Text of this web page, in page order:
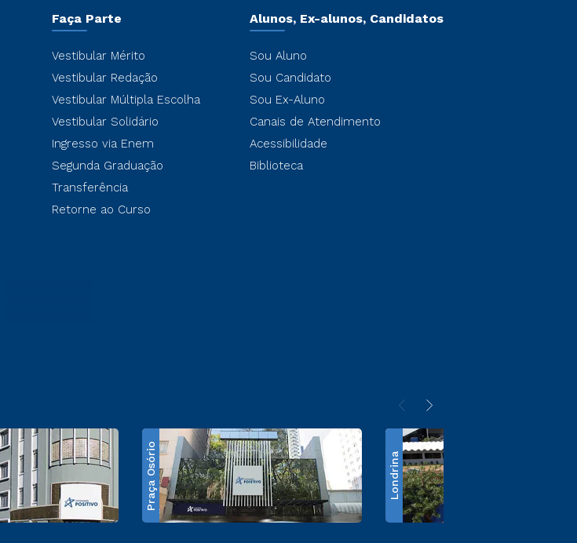
Faça Parte
Vestibular Mérito
Vestibular Redação
Vestibular Múltipla Escolha
Vestibular Solidário
Ingresso via Enem
Segunda Graduação
Transferência
Retorne ao Curso
Alunos, Ex-alunos, Candidatos
Sou Aluno
Sou Candidato
Sou Ex-Aluno
Canais de Atendimento
Acessibilidade
Biblioteca
Praça Osório Londrina